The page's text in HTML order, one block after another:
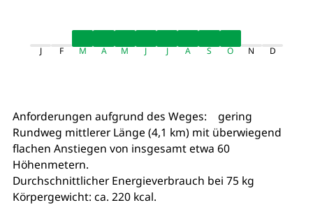
J F M A M J J A S O N D
Anforderungen aufgrund des Weges: gering
Rundweg mittlerer Länge (4,1 km) mit überwiegend
flachen Anstiegen von insgesamt etwa 60
Höhenmetern.
Durchschnittlicher Energieverbrauch bei 75 kg
Körpergewicht: ca. 220 kcal.